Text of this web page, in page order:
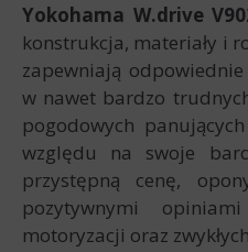
Yokohama W.drive
konstrukcja, materiały i
zapewniają
w nawet bardzo
pogodowych
względu na swoje
przystępną cenę,
pozytywnymi
motoryzacji oraz